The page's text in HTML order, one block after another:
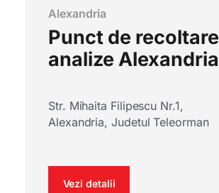
Alexandria
Punct de recoltare
analize Alexandria
Str. Mihaita Filipescu Nr.1,
Alexandria, Judetul Teleorman
Vezi detalii